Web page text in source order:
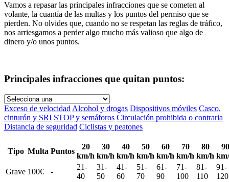
Vamos a repasar las principales infracciones que se cometen al
volante, la cuantía de las multas y los puntos del permiso que se
pierden. No olvides que, cuando no se respetan las reglas de tráfico,
nos arriesgamos a perder algo mucho más valioso que algo de
dinero y/o unos puntos.
Principales infracciones que quitan puntos:
Exceso de velocidad Alcohol y drogas Dispositivos móviles Casco,
cinturón y SRI STOP y semáforos Circulación prohibida o contraria
Distancia de seguridad Ciclistas y peatones
Tipo Multa Puntos
20
km/h
30
km/h
40
km/h
50
km/h
60
km/h
70
km/h
80
km/h
90
Grave 100€ -
21-
40
31-
50
41-
60
51-
70
61-
90
71-
100
81-
110
91-
120